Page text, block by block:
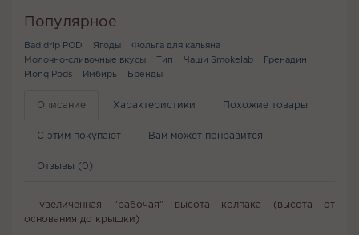
Популярное
Bad drip POD Ягоды
Фольга для кальяна
Молочно-сливочные вкусы
Тип Чаши Smokelab
Гренадин
Plonq Pods
Имбирь Бренды
Описание Характеристики Похожие товары
С этим покупают Вам может понравится
Отзывы (0)
- увеличенная "рабочая" высота колпака (высота от
основания до крышки)